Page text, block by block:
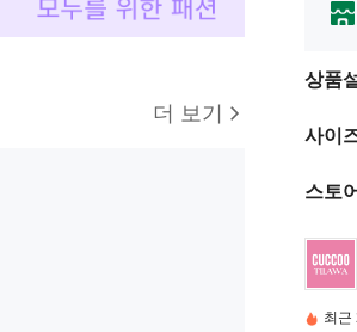
더 보기
상품
사이
스토
최근